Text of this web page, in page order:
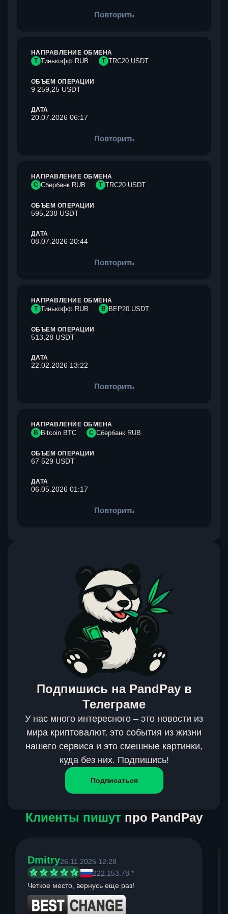
Повторить
НАПРАВЛЕНИЕ ОБМЕНА
Т Тинькофф RUB T TRC20 USDT
ОБЪЕМ ОПЕРАЦИИ
9 259,25 USDT
ДАТА
20.07.2026 06:17
Повторить
НАПРАВЛЕНИЕ ОБМЕНА
С Сбербанк RUB T TRC20 USDT
ОБЪЕМ ОПЕРАЦИИ
595,238 USDT
ДАТА
08.07.2026 20:44
Повторить
НАПРАВЛЕНИЕ ОБМЕНА
Т Тинькофф RUB B BEP20 USDT
ОБЪЕМ ОПЕРАЦИИ
513,28 USDT
ДАТА
22.02.2026 13:22
Повторить
НАПРАВЛЕНИЕ ОБМЕНА
B Bitcoin BTC С Сбербанк RUB
ОБЪЕМ ОПЕРАЦИИ
67 529 USDT
ДАТА
06.05.2026 01:17
Повторить
Подпишись на PandPay в
Телеграме
У нас много интересного – это новости из
мира криптовалют, это события из жизни
нашего сервиса и это смешные картинки,
куда без них. Подпишись!
Подписаться
Клиенты пишут про PandPay
Dmitry26.11.2025 12:28
222.153.78.*
Четкое место, вернусь еще раз!